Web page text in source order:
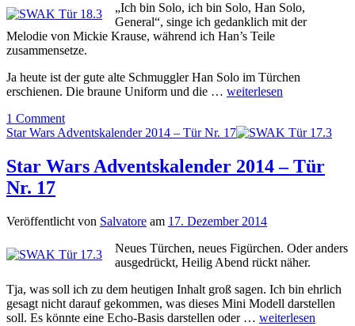
„Ich bin Solo, ich bin Solo, Han Solo,
General“, singe ich gedanklich mit der
Melodie von Mickie Krause, während ich Han’s Teile
zusammensetze.
Ja heute ist der gute alte Schmuggler Han Solo im Türchen
erschienen. Die braune Uniform und die … weiterlesen
1 Comment
Star Wars Adventskalender 2014 – Tür Nr. 17
Star Wars Adventskalender 2014 – Tür
Nr. 17
Veröffentlicht von Salvatore am 17. Dezember 2014
Neues Türchen, neues Figürchen. Oder anders
ausgedrückt, Heilig Abend rückt näher.
Tja, was soll ich zu dem heutigen Inhalt groß sagen. Ich bin ehrlich
gesagt nicht darauf gekommen, was dieses Mini Modell darstellen
soll. Es könnte eine Echo-Basis darstellen oder … weiterlesen